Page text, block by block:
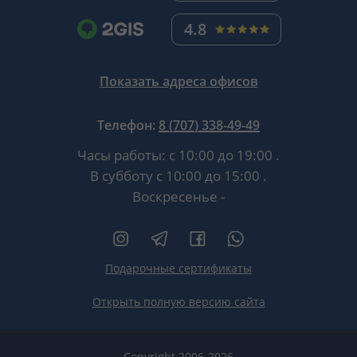
4.8
Показать адреса офисов
Телефон: 8 (707) 338-49-49
Часы работы: с 10:00 до 19:00 .
В субботу с 10:00 до 15:00 .
Воскресенье -
Подарочные сертификаты
Открыть полную версию сайта